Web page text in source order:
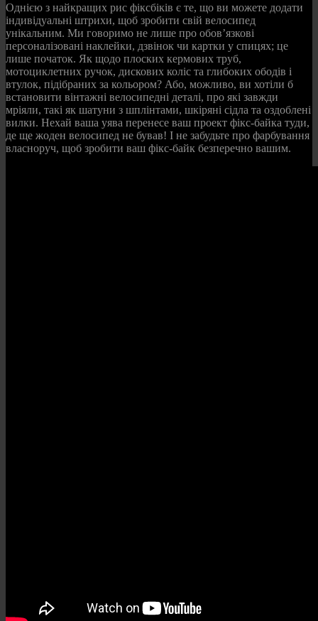
Однією з найкращих рис фіксбіків є те, що ви можете додати
індивідуальні штрихи, щоб зробити свій велосипед
унікальним. Ми говоримо не лише про обов’язкові
персоналізовані наклейки, дзвінок чи картки у спицях; це
лише початок. Як щодо плоских кермових труб,
мотоциклетних ручок, дискових коліс та глибоких ободів і
втулок, підібраних за кольором? Або, можливо, ви хотіли б
встановити вінтажні велосипедні деталі, про які завжди
мріяли, такі як шатуни з шплінтами, шкіряні сідла та оздоблені
вилки. Нехай ваша уява перенесе ваш проект фікс-байка туди,
де ще жоден велосипед не бував! І не забудьте про фарбування
власноруч, щоб зробити ваш фікс-байк безперечно вашим.